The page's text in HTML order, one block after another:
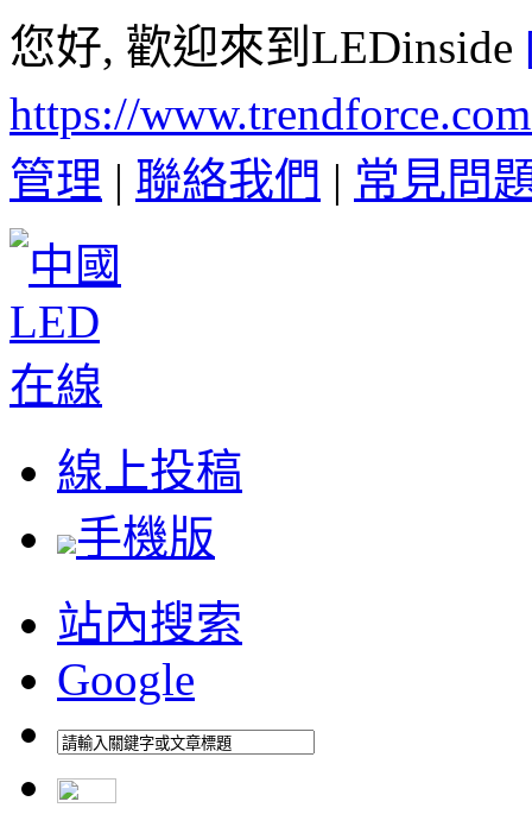
您好, 歡迎來到LEDinside
https://
管理 | 聯絡我們 | 常見問
線上投稿
手機版
站內搜索
Google